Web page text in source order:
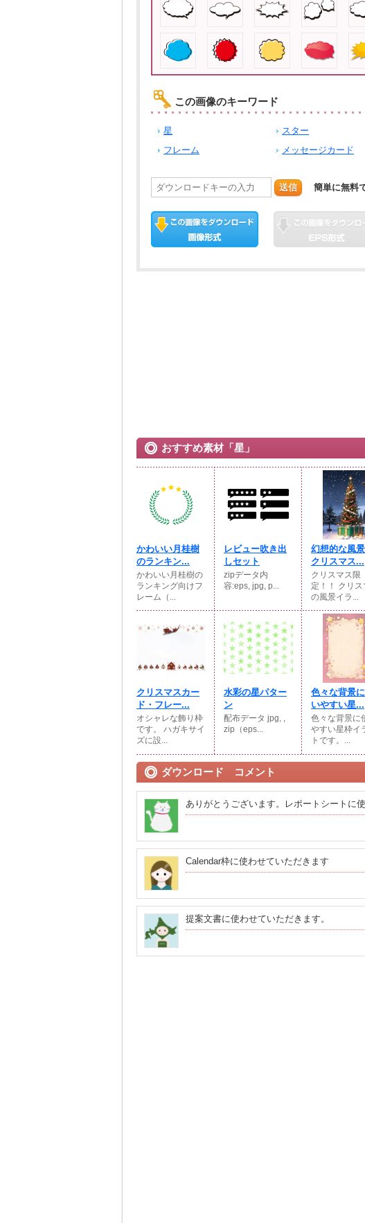
この画像のキーワード
星 スター
フレーム
メッセージカード
送信 簡単に無料
おすすめ素材「星」
かわいい月桂樹
のランキン...
かわいい月桂樹の
ランキング向けフ
レーム（...
レビュー吹き出
しセット
zipデータ内
容:eps, jpg, p...
幻想的な風
クリスマス...
クリスマス限
定！！ クリス
の風景イラ...
クリスマスカー
ド・フレー...
オシャレな飾り枠
です。 ハガキサイ
ズに設...
水彩の星パター
ン
配布データ jpg, ,
zip（eps...
色々な背景
いやすい星...
色々な背景に
やすい星枠イ
トです。...
ダウンロード コメント
ありがとうございます。レポートシートに
Calendar枠に使わせていただきます
提案文書に使わせていただきます。